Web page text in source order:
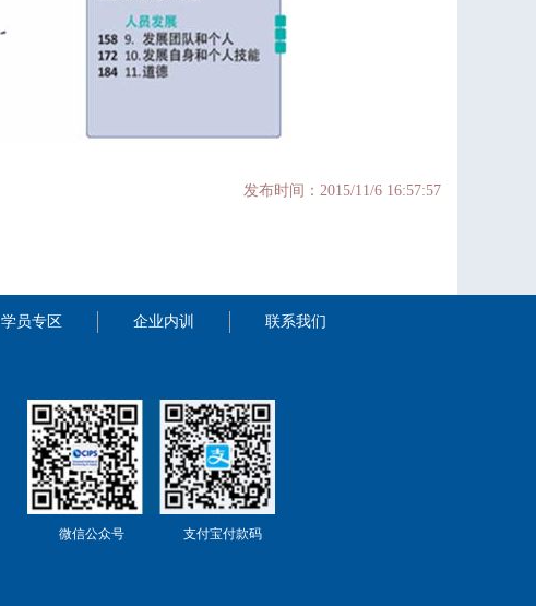
发布时间：2015/11/6 16:57:57
学员专区 企业内训 联系我们
微信公众号 支付宝付款码